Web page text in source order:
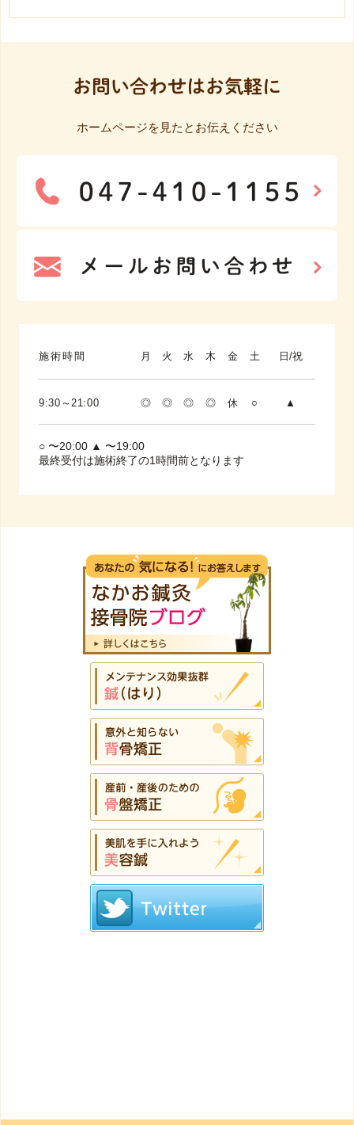
お問い合わせはお気軽に
ホームページを見たとお伝えください
施術時間 月 火 水 木 金 土 日/祝
9:30～21:00 ◎ ◎ ◎ ◎ 休 ○ ▲
○ 〜20:00 ▲ 〜19:00
最終受付は施術終了の1時間前となります